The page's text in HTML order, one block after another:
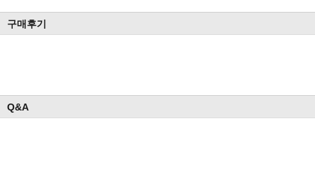
구매후기
Q&A